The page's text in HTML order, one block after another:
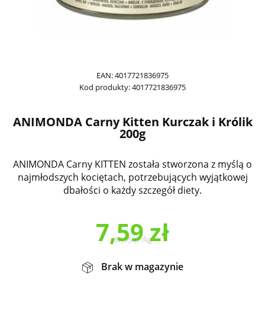
EAN:4017721836975
Kod produkty:4017721836975
ANIMONDA Carny Kitten Kurczak i Królik
200g
ANIMONDA Carny KITTEN została stworzona z myślą o
najmłodszych kociętach, potrzebujących wyjątkowej
dbałości o każdy szczegół diety.
7,59zł
37,95zł /kg
Brak w magazynie